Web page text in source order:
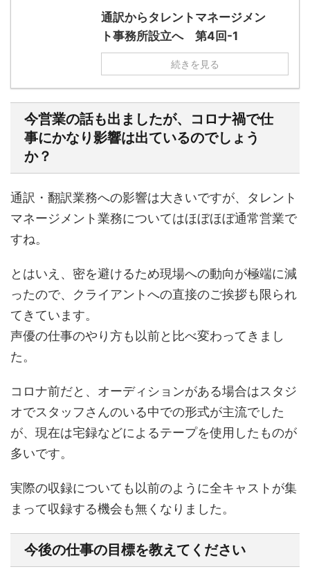
通訳からタレントマネージメン
ト事務所設立へ 第4回-1
続きを見る
今営業の話も出ましたが、コロナ禍で仕
事にかなり影響は出ているのでしょう
か？
通訳・翻訳業務への影響は大きいですが、タレント
マネージメント業務についてはほぼほぼ通常営業で
すね。
とはいえ、密を避けるため現場への動向が極端に減
ったので、クライアントへの直接のご挨拶も限られ
てきています。
声優の仕事のやり方も以前と比べ変わってきまし
た。
コロナ前だと、オーディションがある場合はスタジ
オでスタッフさんのいる中での形式が主流でした
が、現在は宅録などによるテープを使用したものが
多いです。
実際の収録についても以前のように全キャストが集
まって収録する機会も無くなりました。
今後の仕事の目標を教えてください